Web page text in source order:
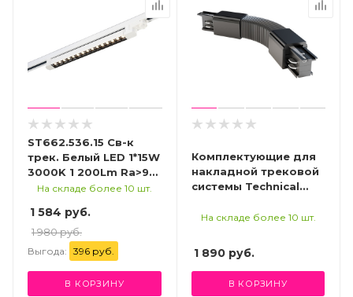
ST662.536.15 Св-к
трек. Белый LED 1*15W
3000K 1 200Lm Ra>90
48° IP20
265V Трехфазная
трековая система
На складе более 10 шт.
1 584 руб.
1 980 руб.
Выгода: 396 руб.
В КОРЗИНУ
Комплектующие для
накладной трековой
системы Technical
На складе более 10 шт.
1 890руб.
В КОРЗИНУ